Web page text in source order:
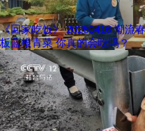
《回家吃饭》 20260416 潮流
板蓝根青菜 你真的会吃吗？